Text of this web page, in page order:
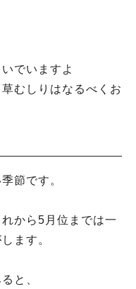
でいますよ
むしりはなるべくお
節です。
から5月位までは一
ます。
と、